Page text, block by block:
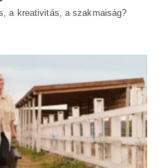
a kreativitás, a szakmaiság?